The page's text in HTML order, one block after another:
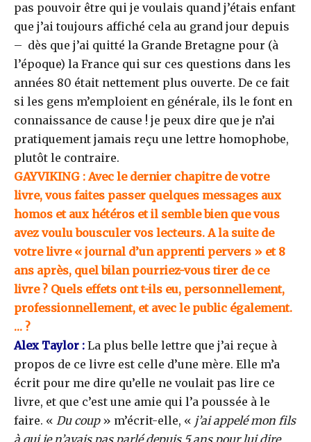
pas pouvoir être qui je voulais quand j’étais enfant
que j’ai toujours affiché cela au grand jour depuis
– dès que j’ai quitté la Grande Bretagne pour (à
l’époque) la France qui sur ces questions dans les
années 80 était nettement plus ouverte. De ce fait
si les gens m’emploient en générale, ils le font en
connaissance de cause ! je peux dire que je n’ai
pratiquement jamais reçu une lettre homophobe,
plutôt le contraire.
GAYVIKING : Avec le dernier chapitre de votre
livre, vous faites passer quelques messages aux
homos et aux hétéros et il semble bien que vous
avez voulu bousculer vos lecteurs. A la suite de
votre livre « journal d’un apprenti pervers » et 8
ans après, quel bilan pourriez-vous tirer de ce
livre ? Quels effets ont t-ils eu, personnellement,
professionnellement, et avec le public également.
… ?
Alex Taylor : La plus belle lettre que j’ai reçue à
propos de ce livre est celle d’une mère. Elle m’a
écrit pour me dire qu’elle ne voulait pas lire ce
livre, et que c’est une amie qui l’a poussée à le
faire. « Du coup» m’écrit-elle, « j’ai appelé mon fils